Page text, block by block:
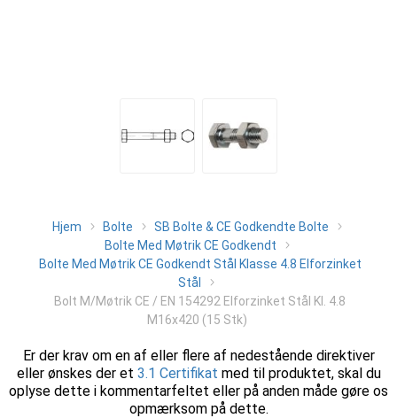
Hjem Bolte
SB Bolte & CE Godkendte Bolte
Bolte Med Møtrik CE Godkendt
Bolte Med Møtrik CE Godkendt Stål Klasse 4.8 Elforzinket
Stål
Bolt M/Møtrik CE / EN 154292 Elforzinket Stål Kl. 4.8
M16x420 (15 Stk)
Er der krav om en af eller flere af nedestående direktiver
eller ønskes der et 3.1 Certifikat med til produktet, skal du
oplyse dette i kommentarfeltet eller på anden måde gøre os
opmærksom på dette.